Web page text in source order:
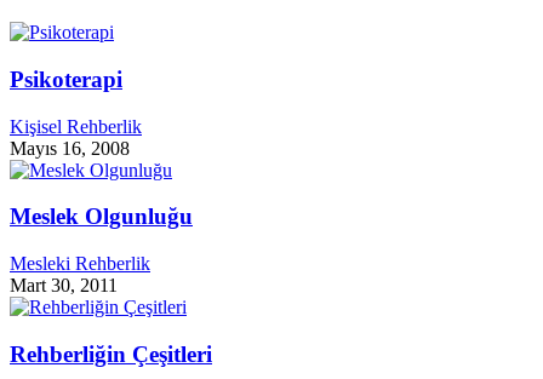
Psikoterapi
Kişisel Rehberlik
Mayıs 16, 2008
Meslek Olgunluğu
Mesleki Rehberlik
Mart 30, 2011
Rehberliğin Çeşitleri